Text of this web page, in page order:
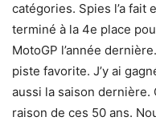
catégories. Spies l’a fait
terminé à la 4e place
MotoGP l’année
piste favorite. J’y ai
aussi la saison dernière.
raison de ces 50 ans.